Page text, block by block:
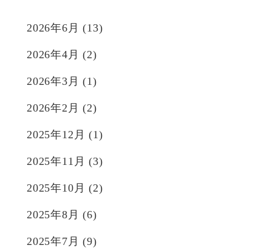
2026年6月 (13)
2026年4月 (2)
2026年3月 (1)
2026年2月 (2)
2025年12月 (1)
2025年11月 (3)
2025年10月 (2)
2025年8月 (6)
2025年7月 (9)